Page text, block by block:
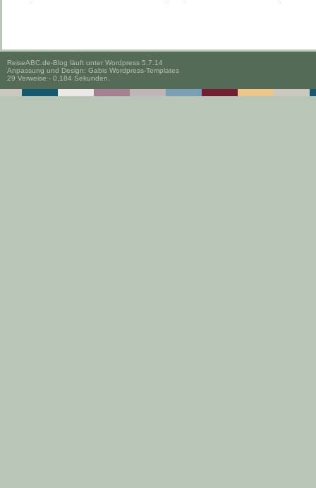
ReiseABC.de-Blog läuft unter Wordpress 5.7.14
Anpassung und Design: Gabis Wordpress-Templates
29 Verweise - 0,184 Sekunden.